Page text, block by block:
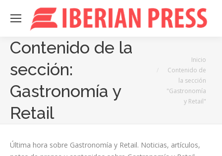
Contenido de la
sección:
Gastronomía y
Retail
Inicio
Contenido de
la sección
"Gastronomía
y Retail"
Última hora sobre Gastronomía y Retail. Noticias, artículos,